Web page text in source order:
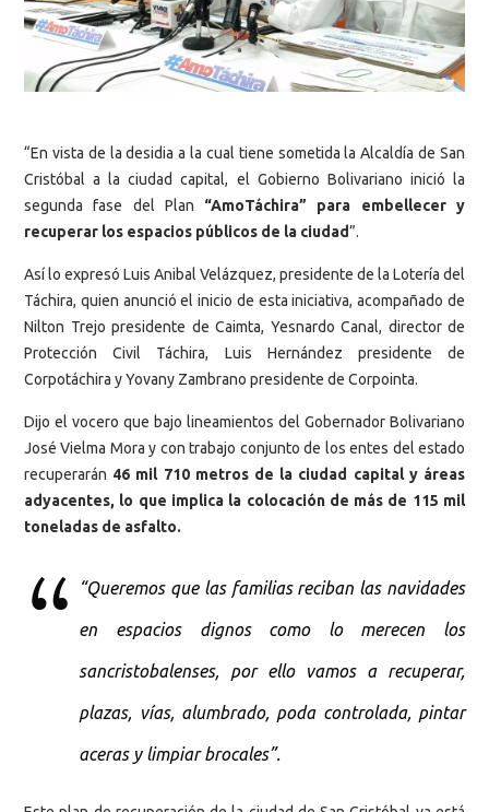
“En vista de la desidia a la cual tiene sometida la Alcaldía de San
Cristóbal a la ciudad capital, el Gobierno Bolivariano inició la
segunda fase del Plan “AmoTáchira” para embellecer y
recuperar los espacios públicos de la ciudad”.
Así lo expresó Luis Anibal Velázquez, presidente de la Lotería del
Táchira, quien anunció el inicio de esta iniciativa, acompañado de
Nilton Trejo presidente de Caimta, Yesnardo Canal, director de
Protección Civil Táchira, Luis Hernández presidente de
Corpotáchira y Yovany Zambrano presidente de Corpointa.
Dijo el vocero que bajo lineamientos del Gobernador Bolivariano
José Vielma Mora y con trabajo conjunto de los entes del estado
recuperarán 46 mil 710 metros de la ciudad capital y áreas
adyacentes, lo que implica la colocación de más de 115 mil
toneladas de asfalto.
“Queremos que las familias reciban las navidades
en espacios dignos como lo merecen los
sancristobalenses, por ello vamos a recuperar,
plazas, vías, alumbrado, poda controlada, pintar
aceras y limpiar brocales”.